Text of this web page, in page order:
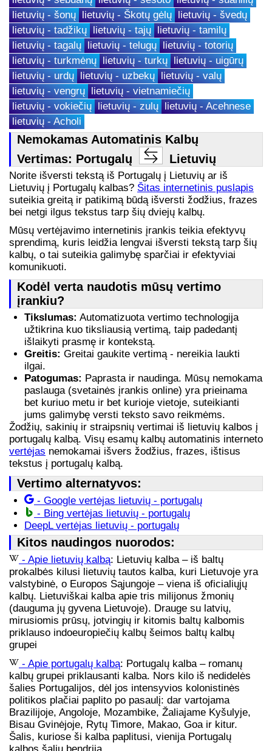
lietuvių - šonų lietuvių - Škotų gėlų lietuvių - švedų
lietuvių - tadžikų lietuvių - tajų lietuvių - tamilų
lietuvių - tagalų lietuvių - telugų lietuvių - totorių
lietuvių - turkmėnų lietuvių - turkų lietuvių - uigūrų
lietuvių - urdų lietuvių - uzbekų lietuvių - valų
lietuvių - vengrų lietuvių - vietnamiečių
lietuvių - vokiečių lietuvių - zulų lietuvių - Acehnese
lietuvių - Acholi
Nemokamas Automatinis Kalbų
Vertimas: Portugalų
Lietuvių
Norite išversti tekstą iš Portugalų į Lietuvių ar iš
Lietuvių į Portugalų kalbas? Šitas internetinis puslapis
suteikia greitą ir patikimą būdą išversti žodžius, frazes
bei netgi ilgus tekstus tarp šių dviejų kalbų.
Mūsų vertėjavimo internetinis įrankis teikia efektyvų
sprendimą, kuris leidžia lengvai išversti tekstą tarp šių
kalbų, o tai suteikia galimybę sparčiai ir efektyviai
komunikuoti.
Kodėl verta naudotis mūsų vertimo
įrankiu?
Tikslumas: Automatizuota vertimo technologija
užtikrina kuo tiksliausią vertimą, taip padedantį
išlaikyti prasmę ir kontekstą.
Greitis: Greitai gaukite vertimą - nereikia laukti
ilgai.
Patogumas: Paprasta ir naudinga. Mūsų nemokama
paslauga (svetainės įrankis online) yra prieinama
bet kuriuo metu ir bet kurioje vietoje, suteikianti
jums galimybę versti teksto savo reikmėms.
Žodžių, sakinių ir straipsnių vertimai iš lietuvių kalbos į
portugalų kalbą. Visų esamų kalbų automatinis interneto
vertėjas nemokamai išvers žodžius, frazes, ištisus
tekstus į portugalų kalbą.
Vertimo alternatyvos:
- Google vertėjas lietuvių - portugalų
- Bing vertėjas lietuvių - portugalų
DeepL vertėjas lietuvių - portugalų
Kitos naudingos nuorodos:
- Apie lietuvių kalbą: Lietuvių kalba – iš baltų
prokalbės kilusi lietuvių tautos kalba, kuri Lietuvoje yra
valstybinė, o Europos Sąjungoje – viena iš oficialiųjų
kalbų. Lietuviškai kalba apie tris milijonus žmonių
(dauguma jų gyvena Lietuvoje). Drauge su latvių,
mirusiomis prūsų, jotvingių ir kitomis baltų kalbomis
priklauso indoeuropiečių kalbų šeimos baltų kalbų
grupei
- Apie portugalų kalbą: Portugalų kalba – romanų
kalbų grupei priklausanti kalba. Nors kilo iš nedidelės
šalies Portugalijos, dėl jos intensyvios kolonistinės
politikos plačiai paplito po pasaulį: dar vartojama
Brazilijoje, Angoloje, Mozambike, Žaliajame Kyšulyje,
Bisau Gvinėjoje, Rytų Timore, Makao, Goa ir kitur.
Šalis, kuriose ši kalba paplitusi, vienija Portugalų